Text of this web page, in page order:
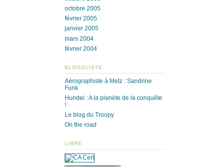
octobre 2005
février 2005
janvier 2005
mars 2004
février 2004
BLOGOLISTE
Aérographiste à Metz : Sandrine
Funk
Hundei : A la planète de la conquête
!
Le blog du Troopy
On the road
LIBRE